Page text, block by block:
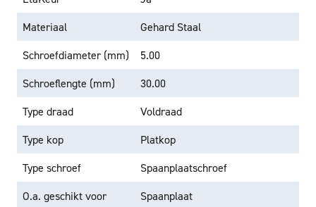
Materiaal
Gehard Staal
Schroefdiameter (mm)
5.00
Schroeflengte (mm)
30.00
Type draad
Voldraad
Type kop
Platkop
Type schroef
Spaanplaatschroef
O.a. geschikt voor
Spaanplaat